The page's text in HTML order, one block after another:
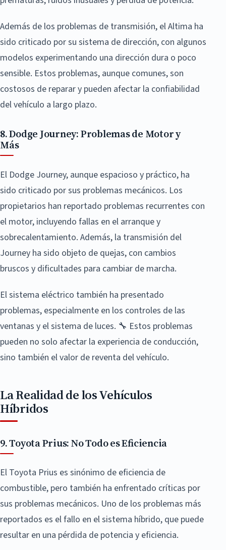
Además de los problemas de transmisión, el Altima ha
sido criticado por su sistema de dirección, con algunos
modelos experimentando una dirección dura o poco
sensible. Estos problemas, aunque comunes, son
costosos de reparar y pueden afectar la confiabilidad
del vehículo a largo plazo.
8. Dodge Journey: Problemas de Motor y
Más
El Dodge Journey, aunque espacioso y práctico, ha
sido criticado por sus problemas mecánicos. Los
propietarios han reportado problemas recurrentes con
el motor, incluyendo fallas en el arranque y
sobrecalentamiento. Además, la transmisión del
Journey ha sido objeto de quejas, con cambios
bruscos y dificultades para cambiar de marcha.
El sistema eléctrico también ha presentado
problemas, especialmente en los controles de las
ventanas y el sistema de luces. 🔧 Estos problemas
pueden no solo afectar la experiencia de conducción,
sino también el valor de reventa del vehículo.
La Realidad de los Vehículos
Híbridos
9. Toyota Prius: No Todo es Eficiencia
El Toyota Prius es sinónimo de eficiencia de
combustible, pero también ha enfrentado críticas por
sus problemas mecánicos. Uno de los problemas más
reportados es el fallo en el sistema híbrido, que puede
resultar en una pérdida de potencia y eficiencia.